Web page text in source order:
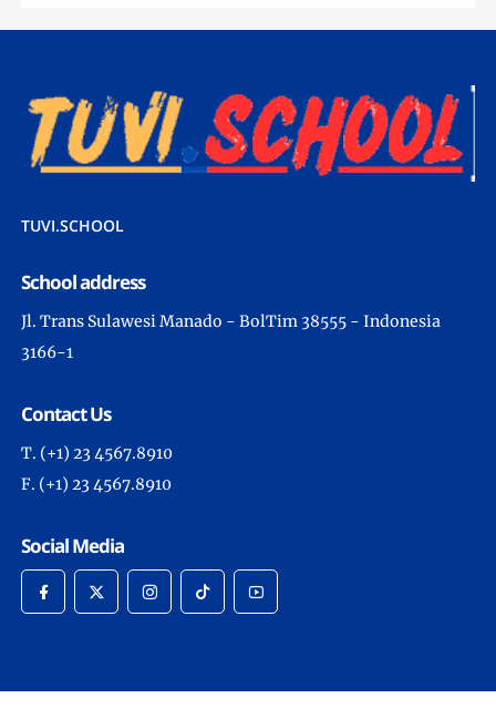
TUVI.SCHOOL
School address
Jl. Trans Sulawesi Manado - BolTim 38555 - Indonesia
3166-1
Contact Us
T. (+1) 23 4567.8910
F. (+1) 23 4567.8910
Social Media